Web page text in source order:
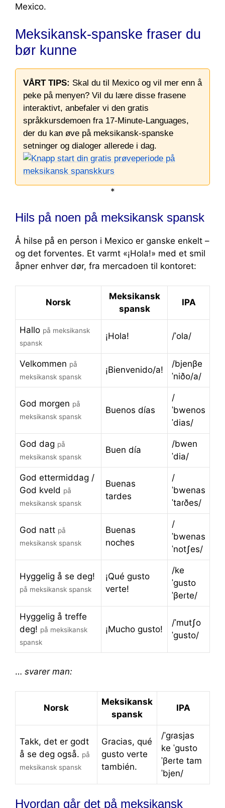
Mexico.
Meksikansk-spanske fraser du
bør kunne
VÅRT TIPS: Skal du til Mexico og vil mer enn å
peke på menyen? Vil du lære disse frasene
interaktivt, anbefaler vi den gratis
språkkursdemoen fra 17-Minute-Languages,
der du kan øve på meksikansk-spanske
setninger og dialoger allerede i dag.
*
Hils på noen på meksikansk spansk
Å hilse på en person i Mexico er ganske enkelt –
og det forventes. Et varmt «¡Hola!» med et smil
åpner enhver dør, fra mercadoen til kontoret:
Norsk
Meksikansk
spansk
IPA
Hallo på meksikansk
spansk
¡Hola! /ˈola/
Velkommen på
meksikansk spansk
¡Bienvenido/a!
/bjenβe
ˈniðo/a/
God morgen på
meksikansk spansk
Buenos días
/
ˈbwenos
ˈdias/
God dag på
meksikansk spansk
Buen día
/bwen
ˈdia/
God ettermiddag /
God kveld på
meksikansk spansk
Buenas
tardes
/
ˈbwenas
ˈtaɾðes/
God natt på
meksikansk spansk
Buenas
noches
/
ˈbwenas
ˈnotʃes/
Hyggelig å se deg!
på meksikansk spansk
¡Qué gusto
verte!
/ke
ˈɡusto
ˈβeɾte/
Hyggelig å treffe
deg! på meksikansk
spansk
¡Mucho gusto!
/ˈmutʃo
ˈɡusto/
… svarer man:
Norsk
Meksikansk
spansk
IPA
Takk, det er godt
å se deg også. på
meksikansk spansk
Gracias, qué
gusto verte
también.
/ˈɡɾasjas
ke ˈɡusto
ˈβeɾte tam
ˈbjen/
Hvordan går det på meksikansk